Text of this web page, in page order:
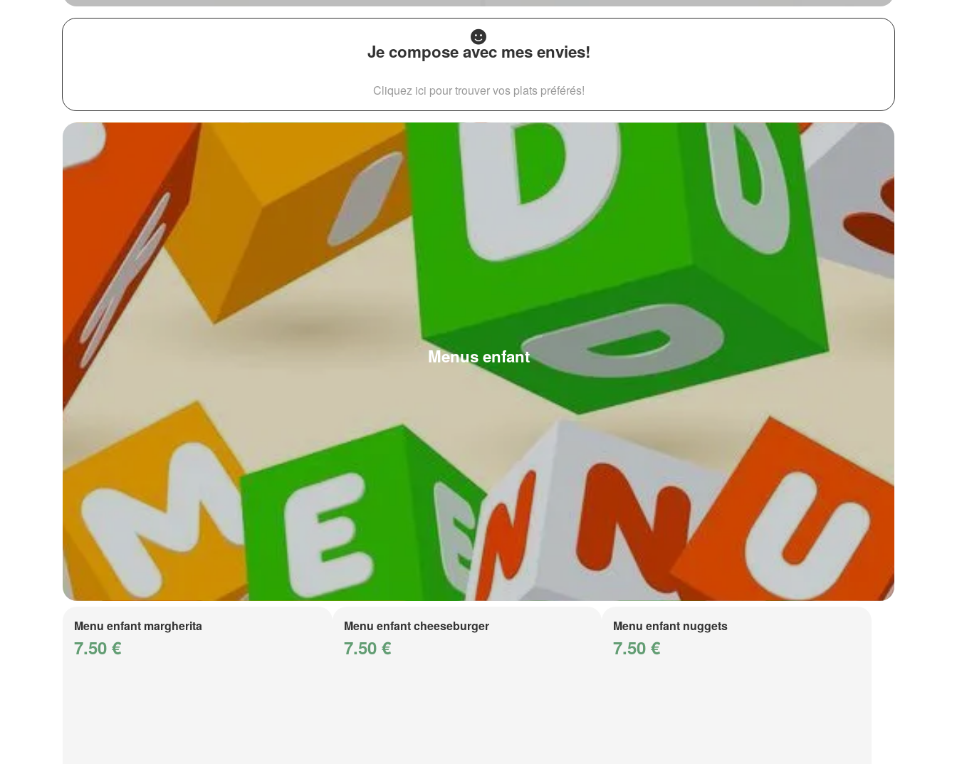
Je compose avec mes envies!
Cliquez ici pour trouver vos plats préférés!
Menus enfant
Menu enfant margherita
7.50 €
Menu enfant cheeseburger
7.50 €
Menu enfant nuggets
7.50 €